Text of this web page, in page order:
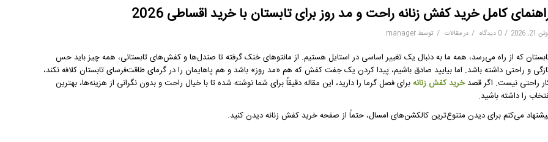
کامل خرید کفش زنانه راحت و مد روز برای تابستان با خرید اقساطی 2026
21, 2026
/ 0 دیدگاه / درمقالات / توسط manager
که از راه می‌رسد، همه ما به دنبال یک تغییر اساسی در استایل هستیم. از مانتوهای خنک گرفته تا صندل‌ها و کفش‌های تابستانی، همه چیز باید حس
و راحتی داشته باشد. اما بیایید صادق باشیم، پیدا کردن یک جفت کفش که هم «مد روز» باشد و هم پاهایمان را در گرمای طاقت‌فرسای تابستان کلافه نکند،
راحتی نیست. اگر قصدخرید کفش زنانهبرای فصل گرما را دارید، این مقاله دقیقاً برای شما نوشته شده تا با خیال راحت و بدون نگرانی از هزینه‌ها، بهترین
را داشته باشید.
می‌کنم برای دیدن متنوع‌ترین کالکشن‌های امسال، حتماً از صفحه خرید کفش زنانه دیدن کنید.